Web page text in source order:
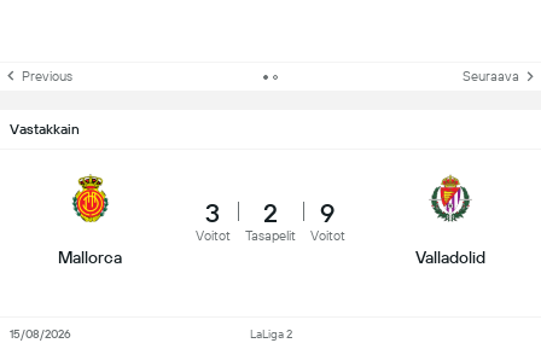
Previous Seuraava
Vastakkain
Mallorca
3
Voitot
2
Tasapelit
9
Voitot
Valladolid
LaLiga 2
15/08/2026